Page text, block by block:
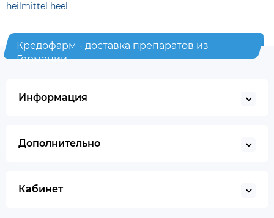
heilmittel heel
Кредофарм - доставка препаратов из
Германии
Информация
Дополнительно
Кабинет